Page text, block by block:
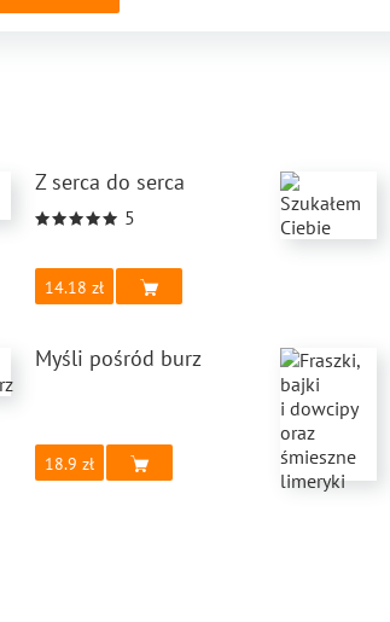
Z serca do serca
5
14.18
Myśli pośród burz
18.9